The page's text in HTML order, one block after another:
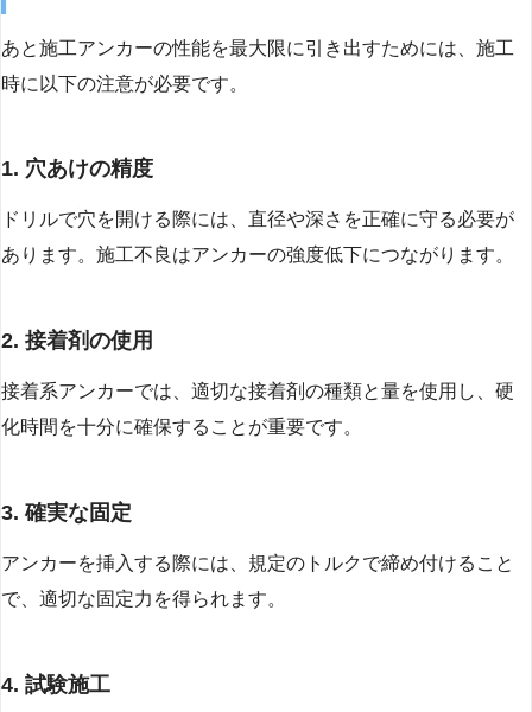
あと施工アンカーの性能を最大限に引き出すためには、施工
時に以下の注意が必要です。
1. 穴あけの精度
ドリルで穴を開ける際には、直径や深さを正確に守る必要が
あります。施工不良はアンカーの強度低下につながります。
2. 接着剤の使用
接着系アンカーでは、適切な接着剤の種類と量を使用し、硬
化時間を十分に確保することが重要です。
3. 確実な固定
アンカーを挿入する際には、規定のトルクで締め付けること
で、適切な固定力を得られます。
4. 試験施工